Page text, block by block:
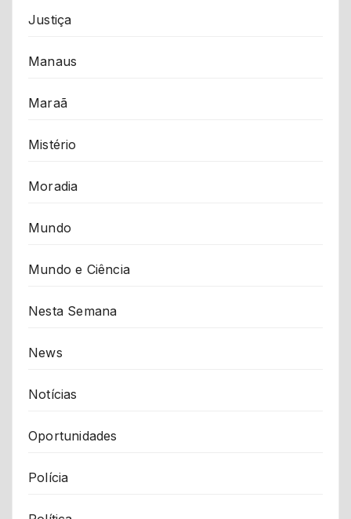
Justiça
Manaus
Maraã
Mistério
Moradia
Mundo
Mundo e Ciência
Nesta Semana
News
Notícias
Oportunidades
Polícia